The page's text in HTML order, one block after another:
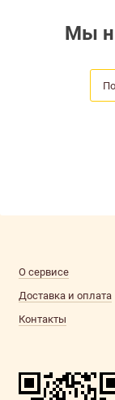
Мы
О сервисе
Доставка и оплата
Контакты